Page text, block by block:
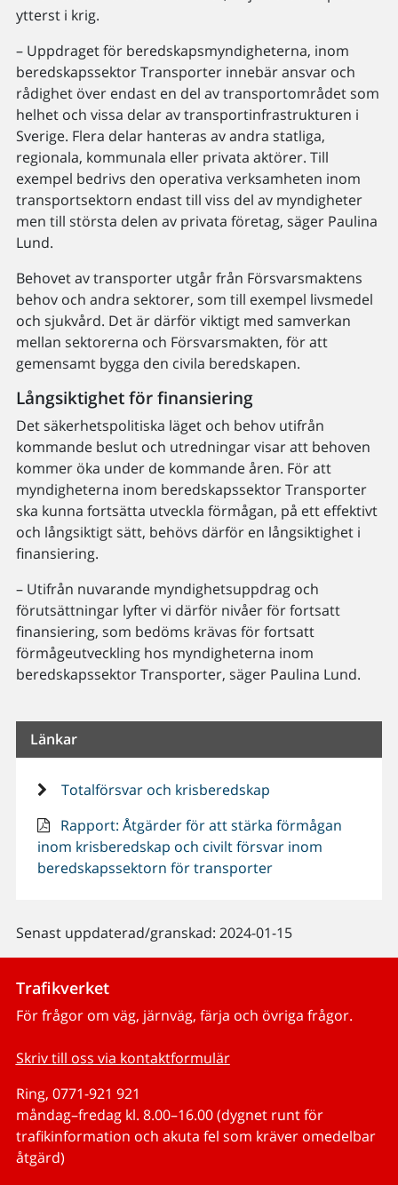
ytterst i krig.
– Uppdraget för beredskapsmyndigheterna, inom
beredskapssektor Transporter innebär ansvar och
rådighet över endast en del av transportområdet som
helhet och vissa delar av transportinfrastrukturen i
Sverige. Flera delar hanteras av andra statliga,
regionala, kommunala eller privata aktörer. Till
exempel bedrivs den operativa verksamheten inom
transportsektorn endast till viss del av myndigheter
men till största delen av privata företag, säger Paulina
Lund.
Behovet av transporter utgår från Försvarsmaktens
behov och andra sektorer, som till exempel livsmedel
och sjukvård. Det är därför viktigt med samverkan
mellan sektorerna och Försvarsmakten, för att
gemensamt bygga den civila beredskapen.
Långsiktighet för finansiering
Det säkerhetspolitiska läget och behov utifrån
kommande beslut och utredningar visar att behoven
kommer öka under de kommande åren. För att
myndigheterna inom beredskapssektor Transporter
ska kunna fortsätta utveckla förmågan, på ett effektivt
och långsiktigt sätt, behövs därför en långsiktighet i
finansiering.
– Utifrån nuvarande myndighetsuppdrag och
förutsättningar lyfter vi därför nivåer för fortsatt
finansiering, som bedöms krävas för fortsatt
förmågeutveckling hos myndigheterna inom
beredskapssektor Transporter, säger Paulina Lund.
Länkar
Totalförsvar och krisberedskap
Rapport: Åtgärder för att stärka förmågan
inom krisberedskap och civilt försvar inom
beredskapssektorn för transporter
Senast uppdaterad/granskad: 2024-01-15
Trafikverket
För frågor om väg, järnväg, färja och övriga frågor.
Skriv till oss via kontaktformulär
Ring, 0771-921 921
måndag–fredag kl. 8.00–16.00 (dygnet runt för
trafikinformation och akuta fel som kräver omedelbar
åtgärd)